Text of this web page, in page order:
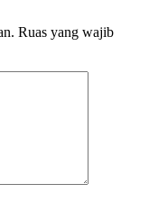
Ruas yang wajib